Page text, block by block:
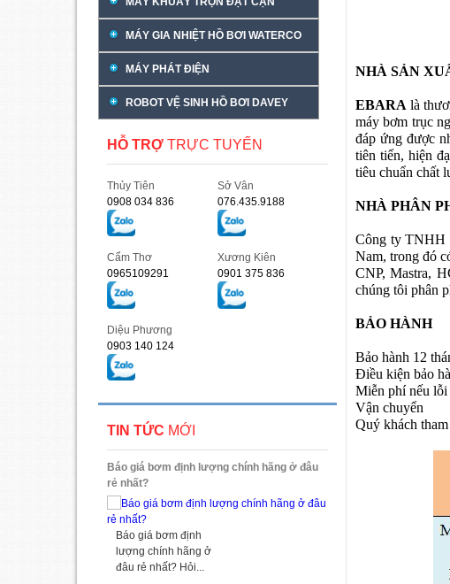
MÁY GIA NHIỆT HỒ BƠI WATERCO
MÁY PHÁT ĐIỆN
ROBOT VỆ SINH HỒ BƠI DAVEY
HỖ TRỢ TRỰC TUYẾN
Thủy Tiên
0908 034 836
Sở Vân
076.435.9188
Cẩm Thơ
0965109291
Xương Kiên
0901 375 836
Diệu Phương
0903 140 124
TIN TỨC MỚI
Báo giá bơm định lượng chính hãng ở đâu
rẻ nhất?
Báo giá bơm định
lượng chính hãng ở
đâu rẻ nhất? Hỏi...
NHÀ SẢN
EBARA là
máy bơm trục
đáp ứng được
tiên tiến, hiện
tiêu chuẩn chất
NHÀ PHÂN
Công ty TNHH
Nam, trong đó
CNP, Mastra,
chúng tôi phân
BẢO HÀNH
Bảo hành 12
Điều kiện bảo
Miễn phí nếu lỗi
Vận chuyển
Quý khách